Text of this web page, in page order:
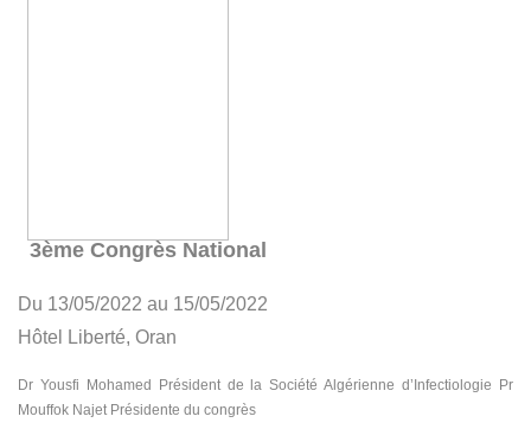
3ème Congrès National
Du 13/05/2022 au 15/05/2022
Hôtel Liberté, Oran
Dr Yousfi Mohamed Président de la Société Algérienne d’Infectiologie Pr
Mouffok Najet Présidente du congrès